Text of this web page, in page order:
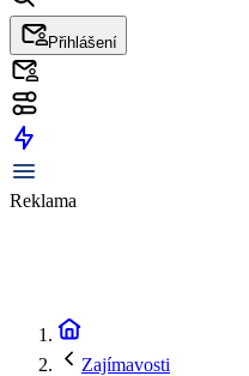
Přihlášení
Reklama
Zajímavosti